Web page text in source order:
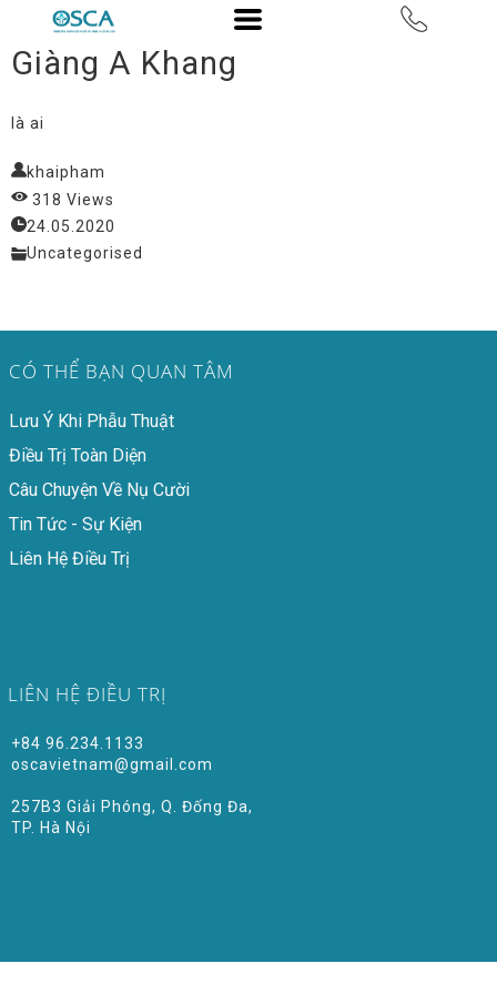
Giàng A Khang
là ai
khaipham
318 Views
24.05.2020
Uncategorised
CÓ THỂ BẠN QUAN TÂM
Lưu Ý Khi Phẫu Thuật
Điều Trị Toàn Diện
Câu Chuyện Về Nụ Cười
Tin Tức - Sự Kiện
Liên Hệ Điều Trị
LIÊN HỆ ĐIỀU TRỊ
+84 96.234.1133
oscavietnam@gmail.com
257B3 Giải Phóng, Q. Đống Đa,
TP. Hà Nội